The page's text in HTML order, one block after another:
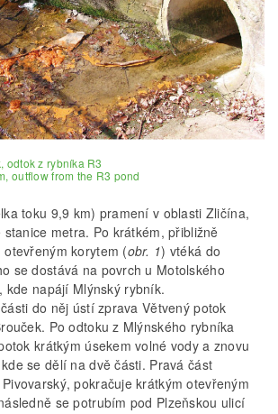
odtok z rybníka R3
outflow from the R3 pond
toku 9,9 km) pramení v oblasti Zličína,
metra. Po krátkém, přibližně
korytem (obr. 1) vtéká do
se dostává na povrch u Motolského
kde napájí Mlýnský rybník.
do něj ústí zprava Větvený potok
Po odtoku z Mlýnského rybníka
krátkým úsekem volné vody a znovu
se dělí na dvě části. Pravá část
pokračuje krátkým otevřeným
se potrubím pod Plzeňskou ulicí